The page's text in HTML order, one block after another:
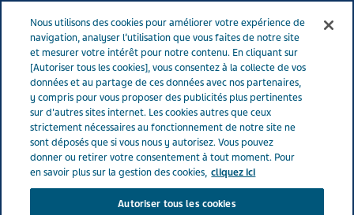
Menu
France Nos Produits
DEFERASIROX TEVA® 90 mg (bte de 30 x
1)
DEFERASIROX TEVA® 90
mg (bte de 30 x 1)
Nous utilisons des cookies pour améliorer votre expérience de
navigation, analyser l’utilisation que vous faites de notre site
et mesurer votre intérêt pour notre contenu. En cliquant sur
[Autoriser tous les cookies], vous consentez à la collecte de vos
données et au partage de ces données avec nos partenaires,
y compris pour vous proposer des publicités plus pertinentes
sur d'autres sites internet. Les cookies autres que ceux
strictement nécessaires au fonctionnement de notre site ne
sont déposés que si vous nous y autorisez. Vous pouvez
donner ou retirer votre consentement à tout moment. Pour
en savoir plus sur la gestion des cookies, cliquez ici
Autoriser tous les cookies